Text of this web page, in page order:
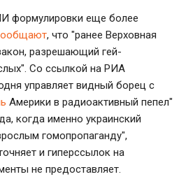
формулировки еще более
, что "ранее Верховная
разрешающий гей-
Со ссылкой на РИА
управляет видный борец с
Америки в радиоактивный пепел"
когда именно украинский
гомопропаганду",
и гиперссылок на
не предоставляет.